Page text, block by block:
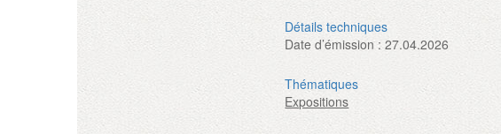
Détails techniques
Date d’émission : 27.04.2026
Thématiques
Expositions